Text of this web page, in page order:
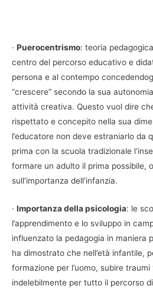
· Puerocentrismo: teoria
centro del percorso educativo e
persona e al contempo
“crescere” secondo la sua
attività creativa. Questo vuol dire
rispettato e concepito nella sua
l’educatore non deve estraniarlo da
prima con la scuola tradizionale
formare un adulto il prima possibile,
sull’importanza dell’infanzia.
· Importanza della psicologia: le
l’apprendimento e lo sviluppo in
influenzato la pedagogia in maniera
ha dimostrato che nell’età infantile,
formazione per l’uomo, subire
indelebilmente per tutto il percorso